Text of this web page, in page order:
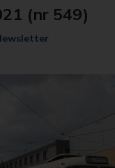
(nr 549)